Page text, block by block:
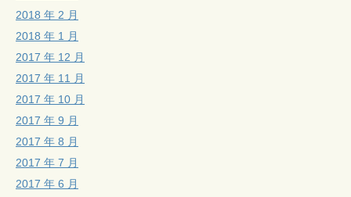
2018 年 2 月
2018 年 1 月
2017 年 12 月
2017 年 11 月
2017 年 10 月
2017 年 9 月
2017 年 8 月
2017 年 7 月
2017 年 6 月